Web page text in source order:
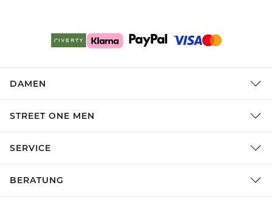
DAMEN
STREET ONE MEN
SERVICE
BERATUNG